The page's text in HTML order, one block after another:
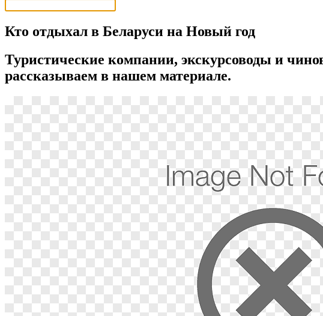
Кто отдыхал в Беларуси на Новый год
Туристические компании, экскурсоводы и
рассказываем в нашем материале.